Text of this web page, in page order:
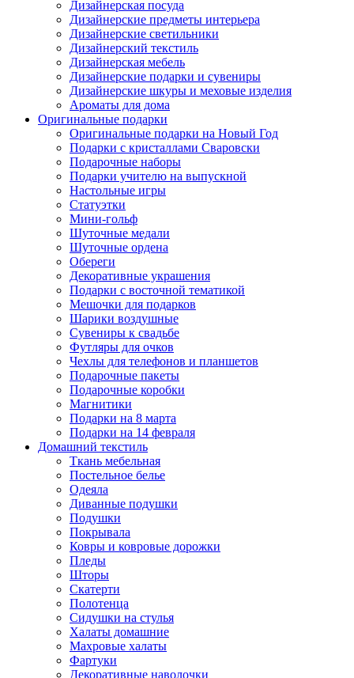
Дизайнерская посуда
Дизайнерские предметы интерьера
Дизайнерские светильники
Дизайнерский текстиль
Дизайнерская мебель
Дизайнерские подарки и сувениры
Дизайнерские шкуры и меховые изделия
Ароматы для дома
Оригинальные подарки
Оригинальные подарки на Новый Год
Подарки с кристаллами Сваровски
Подарочные наборы
Подарки учителю на выпускной
Настольные игры
Статуэтки
Мини-гольф
Шуточные медали
Шуточные ордена
Обереги
Декоративные украшения
Подарки с восточной тематикой
Мешочки для подарков
Шарики воздушные
Сувениры к свадьбе
Футляры для очков
Чехлы для телефонов и планшетов
Подарочные пакеты
Подарочные коробки
Магнитики
Подарки на 8 марта
Подарки на 14 февраля
Домашний текстиль
Ткань мебельная
Постельное белье
Одеяла
Диванные подушки
Подушки
Покрывала
Ковры и ковровые дорожки
Пледы
Шторы
Скатерти
Полотенца
Сидушки на стулья
Халаты домашние
Махровые халаты
Фартуки
Декоративные наволочки